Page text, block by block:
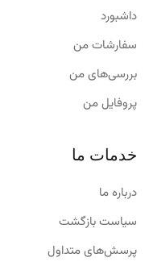
داشبورد
سفارشات من
بررسی‌های من
پروفایل من
خدمات ما
درباره ما
سیاست بازگشت
پرسش‌های متداول